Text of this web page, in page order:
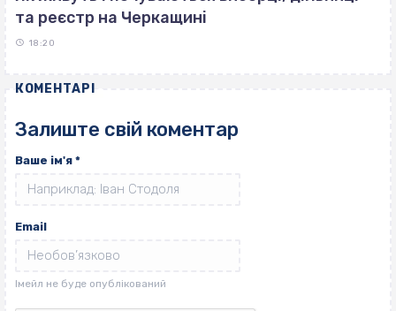
та реєстр на Черкащині
18:20
КОМЕНТАРІ
Залиште свій коментар
Ваше ім'я *
Email